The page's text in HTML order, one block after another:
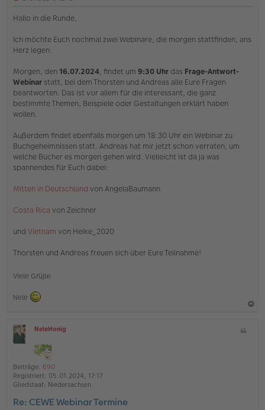
g
l
e
n
e
r
B
e
r
a
g
Hallo in die Runde,
Ich möchte Euch nochmal zwei Webinare, die morgen stattfinden, ans
Herz legen.
Morgen, den 16.07.2024, findet um 9:30 Uhr das Frage-Antwort-
Webinar statt, bei dem Thorsten und Andreas alle Eure Fragen
beantworten. Das ist vor allem für die interessant, die ganz
bestimmte Themen, Beispiele oder Gestaltungen erklärt haben
wollen.
Außerdem findet ebenfalls morgen um 18:30 Uhr ein Webinar zu
Buchgeheimnissen statt. Andreas hat mir jetzt schon verraten, um
welche Bücher es morgen gehen wird. Vielleicht ist da ja was
spannendes für Euch dabei:
Mitten in Deutschland von AngelaBaumann
Costa Rica von Zeichner
und Vietnam von Heike_2020
Thorsten und Andreas freuen sich über Eure Teilnahme!
Viele Grüße
Nele
ff
n
e
NeleHonig
Beiträge: 690
Registriert: 05.01.2024, 17:17
Gliedstaat: Niedersachsen
Re: CEWE Webinar Termine